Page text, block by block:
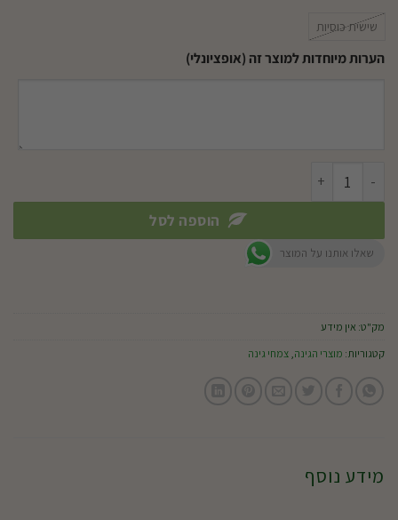
שישית כוסיות
הערות מיוחדות למוצר זה (אופציונלי)
כמות של קלרקיה (גודטיה)
הוספה לסל
שאלו אותנו על המוצר
מק"ט: אין מידע
קטגוריות: מוצרי הגינה,צמחי גינה
מידע נוסף